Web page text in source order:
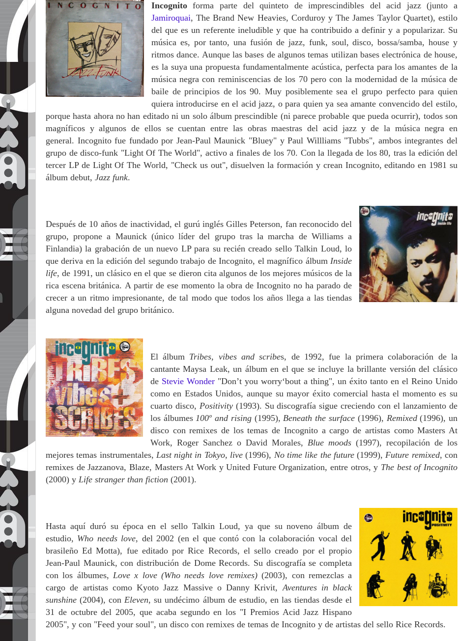
Incognitoforma parte del quinteto de imprescindibles del acid jazz (junto a
Jamiroquai, The Brand New Heavies, Corduroy y The James Taylor Quartet), estilo
del que es un referente ineludible y que ha contribuido a definir y a popularizar. Su
música es, por tanto, una fusión de jazz, funk, soul, disco, bossa/samba, house y
ritmos dance. Aunque las bases de algunos temas utilizan bases electrónica de house,
es la suya una propuesta fundamentalmente acústica, perfecta para los amantes de la
música negra con reminiscencias de los 70 pero con la modernidad de la música de
baile de principios de los 90.Muy posiblemente sea el grupo perfecto para quien
quiera introducirse en el acid jazz, o para quien ya sea amante convencido del estilo,
porque hasta ahora no han editado ni un solo álbum prescindible (ni parece probable que pueda ocurrir), todos son
magníficos y algunos de ellos se cuentan entre las obras maestras del acid jazz y de la música negra en
general. Incognito fue fundado por Jean-Paul Maunick "Bluey" y Paul Willliams "Tubbs", ambos integrantes del
grupo de disco-funk "Light Of The World", activo a finales de los 70. Con la llegada de los 80, tras la edición del
tercer LP de Light Of The World, "Check us out", disuelven la formación y crean Incognito, editando en 1981 su
álbum debut, Jazz funk.
Después de 10 años de inactividad, el gurú inglés Gilles Peterson, fan reconocido del
grupo, propone a Maunick (único líder del grupo tras la marcha de Williams a
Finlandia) la grabación de un nuevo LP para su recién creado sello Talkin Loud, lo
que deriva en la edición del segundo trabajo de Incognito, el magnífico álbumInside
life, de 1991, un clásico en el que se dieron cita algunos de los mejores músicos de la
rica escena británica. A partir de ese momento la obra de Incognito no ha parado de
crecer a un ritmo impresionante, de tal modo que todos los años llega a las tiendas
alguna novedad del grupo británico.
El álbum Tribes, vibes and scribes, de 1992, fue la primera colaboración de la
cantante Maysa Leak, un álbum en el que se incluye la brillante versión del clásico
de Stevie Wonder"Don’t you worry‘bout a thing", un éxito tanto en el Reino Unido
como en Estados Unidos, aunque su mayor éxito comercial hasta el momento es su
cuarto disco, Positivity(1993). Su discografía sigue creciendo con el lanzamiento de
los álbumes100º and rising(1995),Beneath the surface (1996), Remixed(1996), un
disco con remixes de los temas de Incognito a cargo de artistas como Masters At
Work, Roger Sanchez o David Morales, Blue moods(1997), recopilación de los
mejores temas instrumentales, Last night in Tokyo, live (1996), No time like the future(1999),Future remixed, con
remixes de Jazzanova, Blaze, Masters At Work y United Future Organization, entre otros, y The best of Incognito
(2000) y Life stranger than fiction (2001).
Hasta aquí duró su época en el sello Talkin Loud, ya que su noveno álbum de
estudio, Who needs love, del 2002 (en el que contó con la colaboración vocal del
brasileño Ed Motta), fue editado por Rice Records, el sello creado por el propio
Jean-Paul Maunick, con distribución de Dome Records. Su discografía se completa
con los álbumes, Love x love (Who needs love remixes)(2003), con remezclas a
cargo de artistas como Kyoto Jazz Massive o Danny Krivit,Aventures in black
sunshine (2004), conEleven, su undécimo álbum de estudio, en las tiendas desde el
31 de octubre del 2005, que acaba segundo en los "I Premios Acid Jazz Hispano
2005", y con "Feed your soul", un disco con remixes de temas de Incognito y de artistas del sello Rice Records.